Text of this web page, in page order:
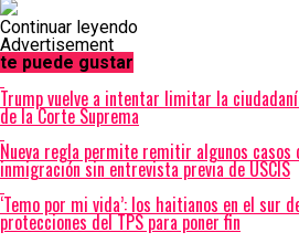
Continuar leyendo
Advertisement
te puede gustar
Trump vuelve a intentar limitar la
de la Corte Suprema
Nueva regla permite remitir algunos
inmigración sin entrevista previa de USCIS
‘Temo por mi vida’: los haitianos en el sur
protecciones del TPS para poner fin